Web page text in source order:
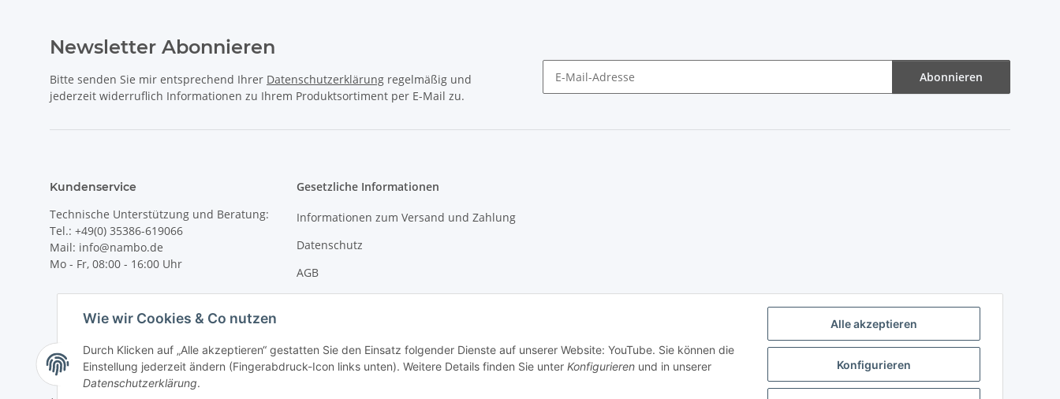
Alle akzeptieren
Konfigurieren
Wie wir Cookies & Co nutzen
Durch Klicken auf „Alle akzeptieren“ gestatten Sie den Einsatz folgender Dienste auf unserer Website: YouTube. Sie können die
Einstellung jederzeit ändern (Fingerabdruck-Icon links unten). Weitere Details finden Sie unter Konfigurieren und in unserer
Datenschutzerklärung.
Newsletter Abonnieren
Bitte senden Sie mir entsprechend Ihrer Datenschutzerklärung regelmäßig und
jederzeit widerruflich Informationen zu Ihrem Produktsortiment per E-Mail zu.
Abonnieren
Kundenservice
Technische Unterstützung und Beratung:
Tel.: +49(0) 35386-619066
Mail: info@nambo.de
Mo - Fr, 08:00 - 16:00 Uhr
Gesetzliche Informationen
Informationen zum Versand und Zahlung
Datenschutz
AGB
Batteriegesetzhinweise